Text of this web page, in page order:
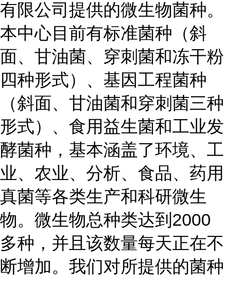
有限公司提供的微生物菌种。
本中心目前有标准菌种（斜
面、甘油菌、穿刺菌和冻干粉
四种形式）、基因工程菌种
（斜面、甘油菌和穿刺菌三种
形式）、食用益生菌和工业发
酵菌种，基本涵盖了环境、工
业、农业、分析、食品、药用
真菌等各类生产和科研微生
物。微生物总种类达到2000
多种，并且该数量每天正在不
断增加。我们对所提供的菌种